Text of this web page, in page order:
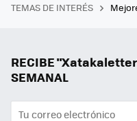
TEMAS DE INTERÉS
RECIBE
SEMANAL